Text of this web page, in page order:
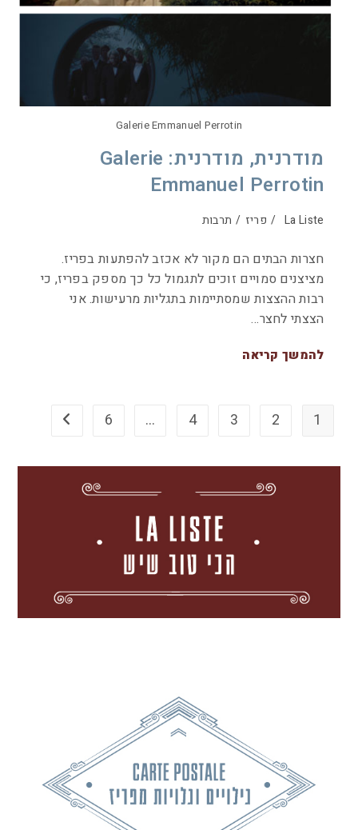
Galerie Emmanuel Perrotin
מודרנית, מודרנית: Galerie
Emmanuel Perrotin
La Liste
/ פריז / תרבות
חצרות הבתים הם מקור לא אכזב להפתעות בפריז.
מציצנים סמויים זוכים לתגמול כל כך מספק בפריז, כי
רבות ההצצות שמסתיימות בתגליות מרעישות. אני
הצצתי לחצר…
להמשך קריאה
1
2
3
4
…
6